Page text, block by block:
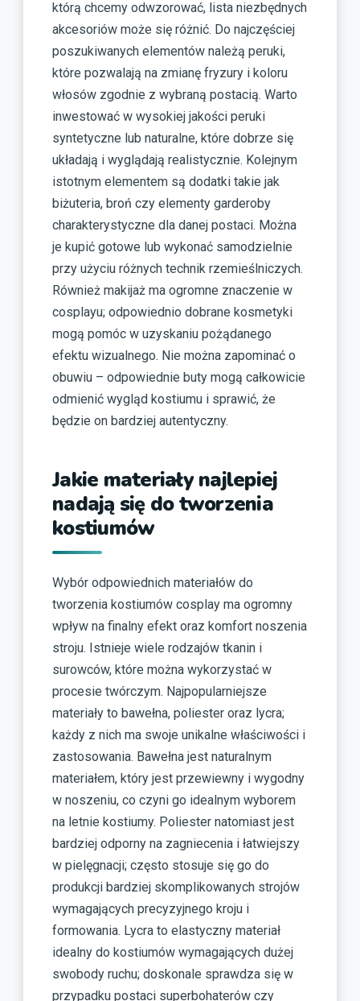
którą chcemy odwzorować, lista niezbędnych
akcesoriów może się różnić. Do najczęściej
poszukiwanych elementów należą peruki,
które pozwalają na zmianę fryzury i koloru
włosów zgodnie z wybraną postacią. Warto
inwestować w wysokiej jakości peruki
syntetyczne lub naturalne, które dobrze się
układają i wyglądają realistycznie. Kolejnym
istotnym elementem są dodatki takie jak
biżuteria, broń czy elementy garderoby
charakterystyczne dla danej postaci. Można
je kupić gotowe lub wykonać samodzielnie
przy użyciu różnych technik rzemieślniczych.
Również makijaż ma ogromne znaczenie w
cosplayu; odpowiednio dobrane kosmetyki
mogą pomóc w uzyskaniu pożądanego
efektu wizualnego. Nie można zapominać o
obuwiu – odpowiednie buty mogą całkowicie
odmienić wygląd kostiumu i sprawić, że
będzie on bardziej autentyczny.
Jakie materiały najlepiej
nadają się do tworzenia
kostiumów
Wybór odpowiednich materiałów do
tworzenia kostiumów cosplay ma ogromny
wpływ na finalny efekt oraz komfort noszenia
stroju. Istnieje wiele rodzajów tkanin i
surowców, które można wykorzystać w
procesie twórczym. Najpopularniejsze
materiały to bawełna, poliester oraz lycra;
każdy z nich ma swoje unikalne właściwości i
zastosowania. Bawełna jest naturalnym
materiałem, który jest przewiewny i wygodny
w noszeniu, co czyni go idealnym wyborem
na letnie kostiumy. Poliester natomiast jest
bardziej odporny na zagniecenia i łatwiejszy
w pielęgnacji; często stosuje się go do
produkcji bardziej skomplikowanych strojów
wymagających precyzyjnego kroju i
formowania. Lycra to elastyczny materiał
idealny do kostiumów wymagających dużej
swobody ruchu; doskonale sprawdza się w
przypadku postaci superbohaterów czy